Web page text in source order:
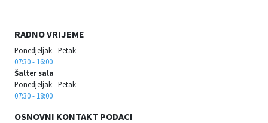
RADNO VRIJEME
Ponedjeljak - Petak
07:30 - 16:00
Šalter sala
Ponedjeljak - Petak
07:30 - 18:00
OSNOVNI KONTAKT PODACI